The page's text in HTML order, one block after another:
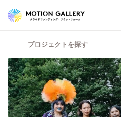
プロジェクトを探す